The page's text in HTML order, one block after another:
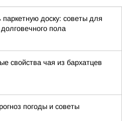
паркетную доску: советы для
пола
свойства чая из бархатцев
погоды и советы